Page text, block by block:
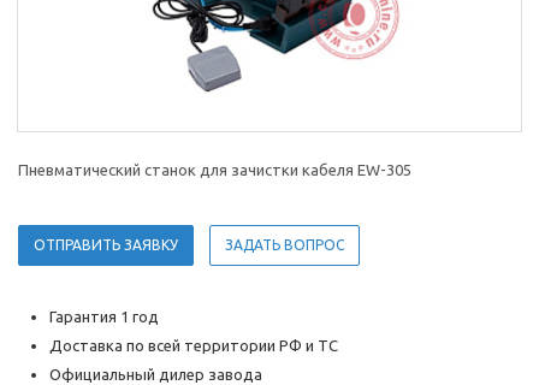
Пневматический станок для зачистки кабеля EW-305
ОТПРАВИТЬ ЗАЯВКУ ЗАДАТЬ ВОПРОС
Гарантия 1 год
Доставка по всей территории РФ и ТС
Официальный дилер завода